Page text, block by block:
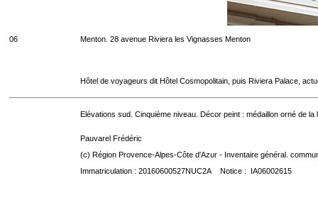
06 Menton. 28 avenue Riviera les Vignasses Menton
Hôtel de voyageurs dit Hôtel Cosmopolitain, puis Riviera Palace,
Elévations sud. Cinquième niveau. Décor peint : médaillon orné de la
Pauvarel Frédéric
(c) Région Provence-Alpes-Côte d'Azur - Inventaire général.
Immatriculation : 20160600527NUC2A Notice : IA06002615